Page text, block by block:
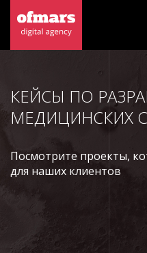
КЕЙСЫ ПО
МЕДИЦИНСКИХ
Посмотрите проекты,
для наших клиентов